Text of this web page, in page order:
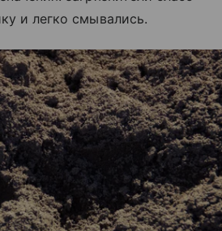
и легко смывались.